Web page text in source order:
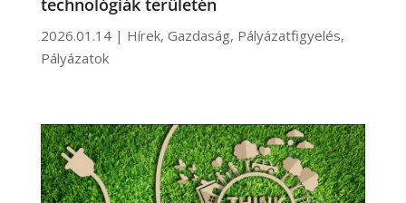
technológiák területén
2026.01.14| Hírek, Gazdaság, Pályázatfigyelés,
Pályázatok